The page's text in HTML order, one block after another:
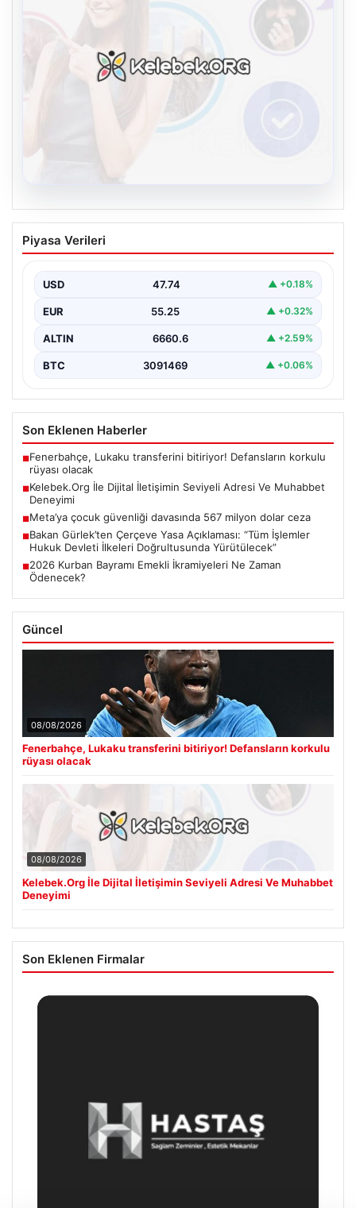
Kelebek.Org İle Dijital İletişimin Seviyeli
Adresi Ve Muhabbet Deneyimi
kurması büyük bir hassasiyet ifade etmektedir.
Günümüzde…
Piyasa Verileri
USD 47.74 ▲ +0.18%
EUR 55.25 ▲ +0.32%
ALTIN 6660.6 ▲ +2.59%
BTC 3091469 ▲ +0.06%
Son Eklenen Haberler
■Fenerbahçe, Lukaku transferini bitiriyor! Defansların korkulu
rüyası olacak
■Kelebek.Org İle Dijital İletişimin Seviyeli Adresi Ve Muhabbet
Deneyimi
■Meta’ya çocuk güvenliği davasında 567 milyon dolar ceza
■Bakan Gürlek’ten Çerçeve Yasa Açıklaması: “Tüm İşlemler
Hukuk Devleti İlkeleri Doğrultusunda Yürütülecek”
■2026 Kurban Bayramı Emekli İkramiyeleri Ne Zaman
Ödenecek?
Güncel
08/08/2026
Fenerbahçe, Lukaku transferini bitiriyor! Defansların korkulu
rüyası olacak
08/08/2026
Kelebek.Org İle Dijital İletişimin Seviyeli Adresi Ve Muhabbet
Deneyimi
Son Eklenen Firmalar